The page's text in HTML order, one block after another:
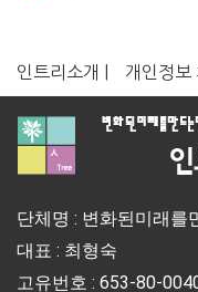
인트리소개 | 개인정보
단체명 : 변화된미래를
대표 : 최형숙
고유번호 : 653-80-